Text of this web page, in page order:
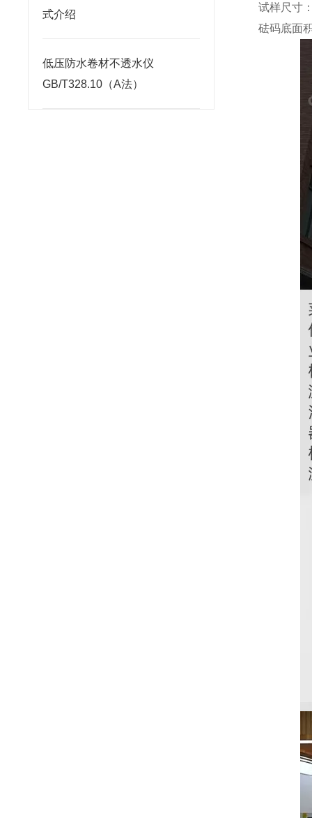
式介绍
低压防水卷材不透水仪
GB/T328.10（A法）
试样尺寸
砝码底面